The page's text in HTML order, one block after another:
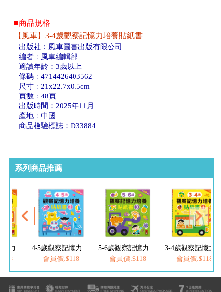
■商品規格
【風車】3-4歲觀察記憶力培養貼紙書
出版社：風車圖書出版有限公司
編者：風車編輯部
適讀年齡：3歲以上
條碼：4714426403562
尺寸：21x22.7x0.5cm
頁數：48頁
出版時間：2025年11月
產地：中國
商品檢驗標誌：D33884
系列商品推薦
3-4歲觀察記憶力培養貼紙書
4-5歲觀察記憶力培養貼紙書
會員價:$118
5-6歲觀察記憶力培養貼紙書
會員價:$118
會員價:$118